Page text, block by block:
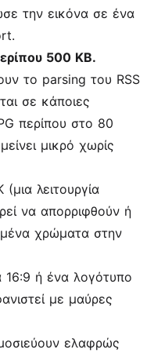
την εικόνα σε ένα
500 KB.
το parsing του RSS
σε κάποιες
περίπου στο 80
μικρό χωρίς
λειτουργία
να απορριφθούν ή
χρώματα στην
16:9 ή ένα λογότυπο
με μαύρες
ελαφρώς